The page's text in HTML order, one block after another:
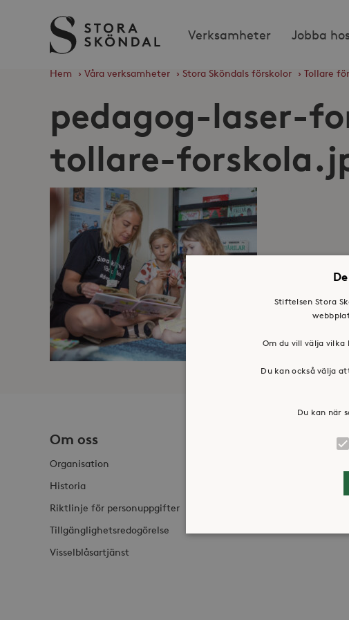
Stora
Sköndal
Verksamheter Jobba
Hem › Våra verksamheter › Stora Sköndals förskolor › Tollare
pedagog-laser-
tollare-
Om oss
Organisation
Historia
Riktlinje för personuppgifter
Tillgänglighetsredogörelse
Visselblåsartjänst
Jobba hos oss
Stiftelsen Stora
Om du vill välja vilka
Du kan också välja
Du kan när